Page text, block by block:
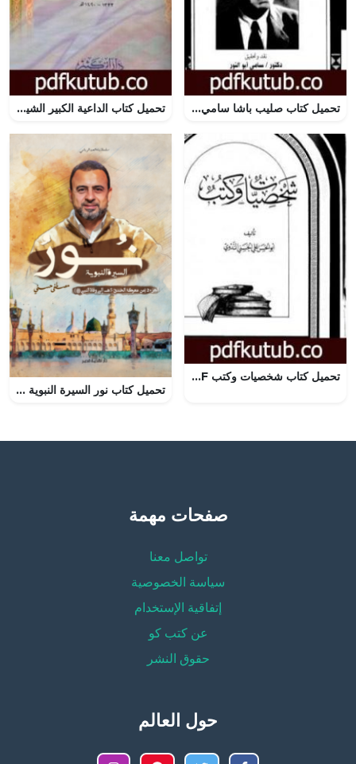
تحميل كتاب صليب باشا سامي – ذكريات 1891-1952 PDF تأليف سامي أبو النور مجانا [كامل] تحميل كتاب الداعية الكبير الشيخ محمد الياس الكاندهلوي ودعوته الي الله PDF تأليف أبو الحسن الندوي مجانا [كامل]
تحميل كتاب شخصيات وكتب PDF تأليف أبو الحسن الندوي مجانا [كامل]
تحميل كتاب نور السيرة النبوية : الجزء الثاني PDF مجانا لمصطفى حسني
صفحات مهمة
تواصل معنا
سياسة الخصوصية
إتفاقية الإستخدام
عن كتب كو
حقوق النشر
حول العالم